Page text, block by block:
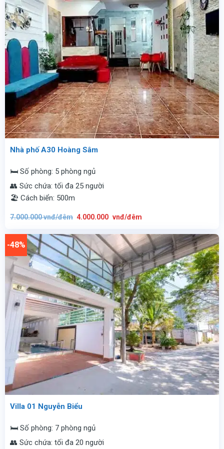
Nhà phố A30 Hoàng Sâm
🛏️ Số phòng: 5 phòng ngủ
👥 Sức chứa: tối đa 25 người
🏖️ Cách biển: 500m
7.000.000vnđ/đêm gốc
vnđ/
đêm.
4.000.000 vnđ/đêm
4.000.000
vnđ/
đêm.
-48%
Villa 01 Nguyễn Biểu
🛏️ Số phòng: 7 phòng ngủ
👥 Sức chứa: tối đa 20 người